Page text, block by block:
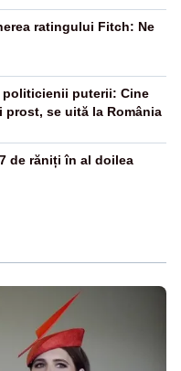
ratingului Fitch: Ne
politicienii puterii: Cine
prost, se uită la România
de răniți în al doilea